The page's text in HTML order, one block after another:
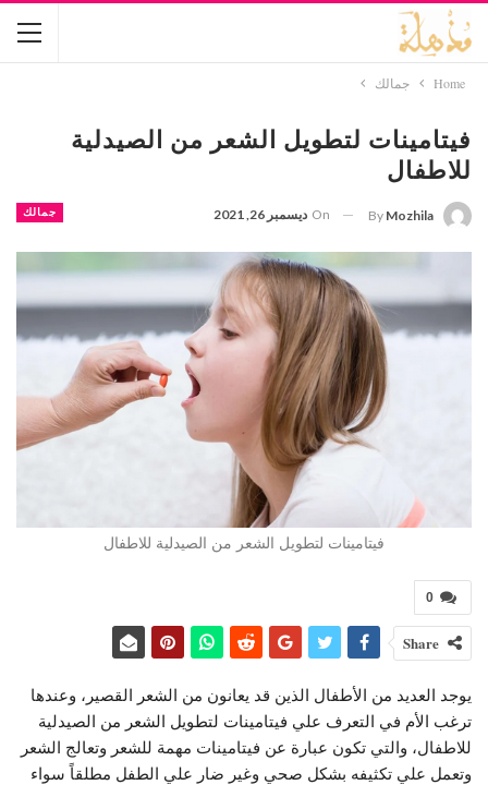
Home جمالك
فيتامينات لتطويل الشعر من الصيدلية
للاطفال
جمالك By Mozhila
On ديسمبر 26, 2021
فيتامينات لتطويل الشعر من الصيدلية للاطفال
0
Share
يوجد العديد من الأطفال الذين قد يعانون من الشعر القصير، وعندها
ترغب الأم في التعرف علي فيتامينات لتطويل الشعر من الصيدلية
للاطفال، والتي تكون عبارة عن فيتامينات مهمة للشعر وتعالج الشعر
وتعمل علي تكثيفه بشكل صحي وغير ضار علي الطفل مطلقاً سواء